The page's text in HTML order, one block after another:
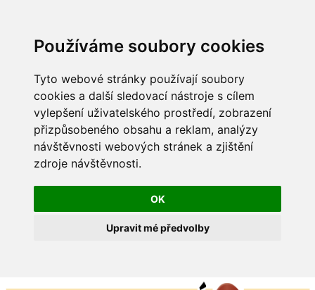
Používáme soubory cookies
Tyto webové stránky používají soubory
cookies a další sledovací nástroje s cílem
vylepšení uživatelského prostředí, zobrazení
přizpůsobeného obsahu a reklam, analýzy
návštěvnosti webových stránek a zjištění
zdroje návštěvnosti.
OK
Upravit mé předvolby